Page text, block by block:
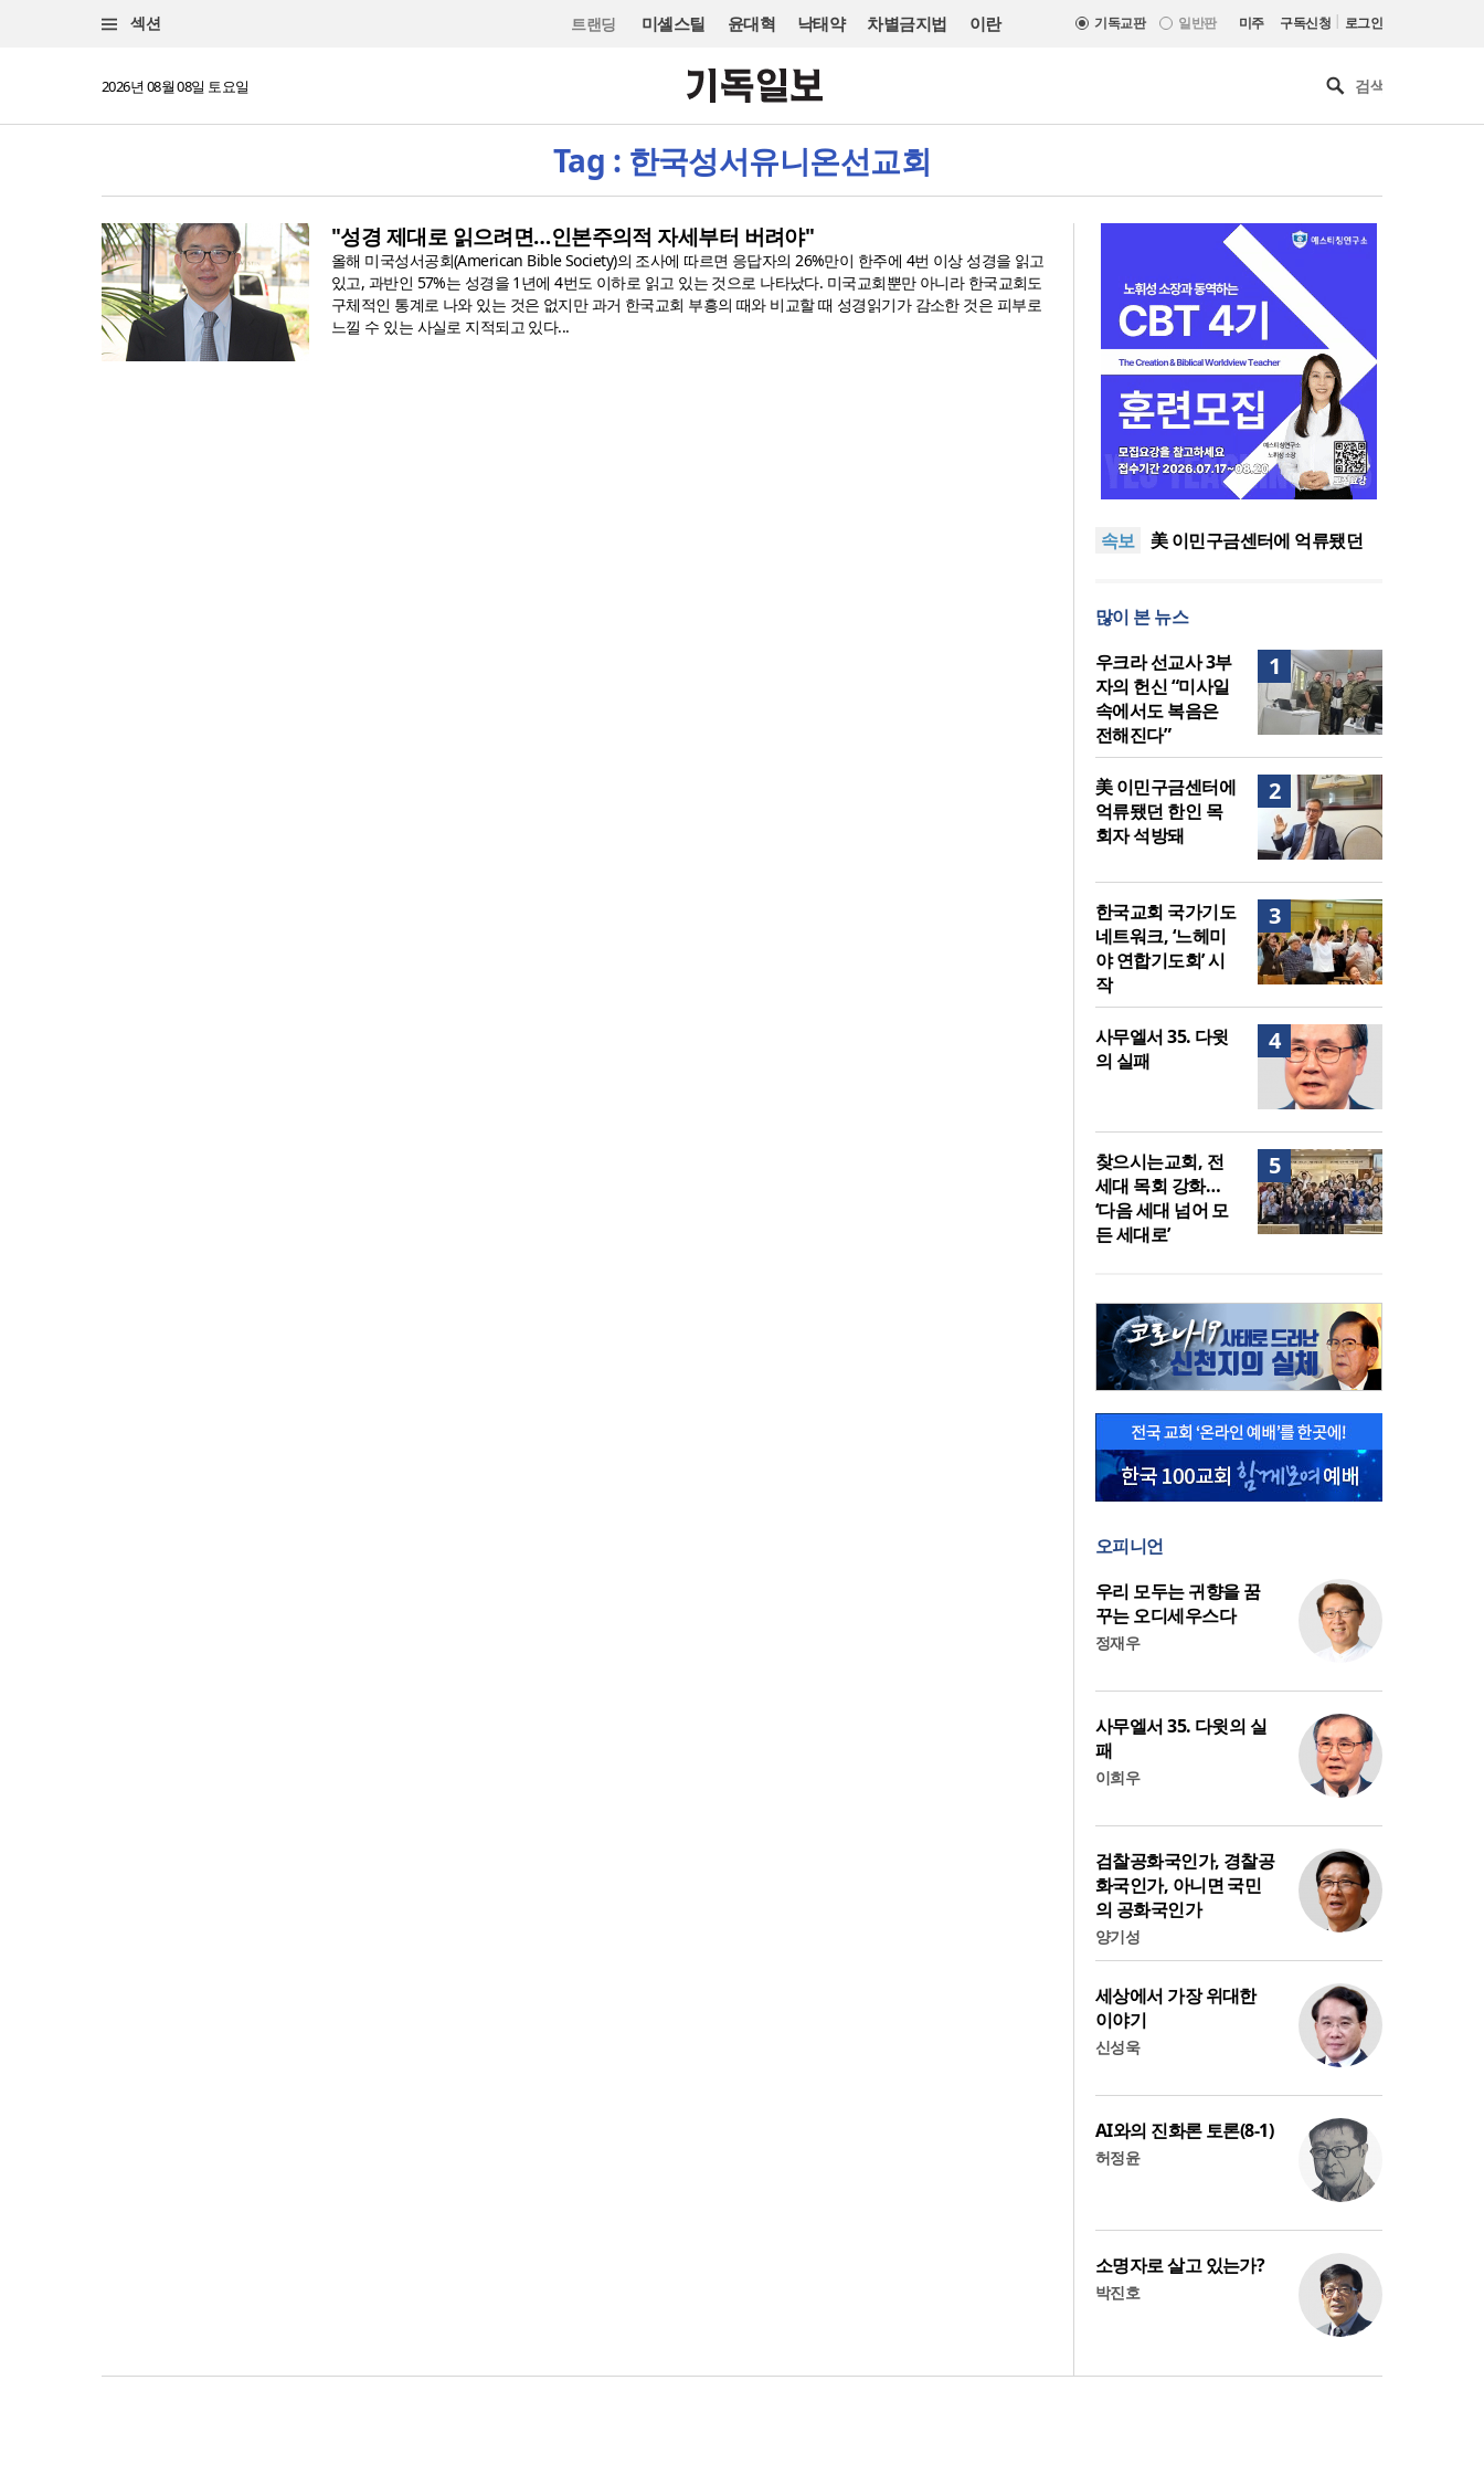
섹션 트랜딩 미셸스틸 윤대혁 낙태약 차별금지법 이란 기독교판 일반판 미주 구독신청 | 로그인
2026년 08월 08일 토요일
Tag : 한국성서유니온선교회
"성경 제대로 읽으려면…인본주의적 자세부터 버려야"
올해 미국성서공회(American Bible Society)의 조사에 따르면 응답자의 26%만이 한주에 4번 이상 성경을 읽고
있고, 과반인 57%는 성경을 1년에 4번도 이하로 읽고 있는 것으로 나타났다. 미국교회뿐만 아니라 한국교회도
구체적인 통계로 나와 있는 것은 없지만 과거 한국교회 부흥의 때와 비교할 때 성경읽기가 감소한 것은 피부로
느낄 수 있는 사실로 지적되고 있다...
속보
인도 마하라슈트라주 개종 금
발
이드 대학 캠퍼스 영구 사용 승
美 이민구금센터에 억류됐던
진다”
신이 주도”
인도 마하라슈트라주 개종 금
지법 시행… 기독교계 강력 반
발
올리벳대학교, 120만 평 리버사
이드 대학 캠퍼스 영구 사용 승
인… 장기 개발 기반 확보
많이 본 뉴스
1
우크라 선교사 3부
자의 헌신 “미사일
속에서도 복음은
전해진다”
2
美 이민구금센터에
억류됐던 한인 목
회자 석방돼
3
한국교회 국가기도
네트워크, ‘느헤미
야 연합기도회’ 시
작
4
사무엘서 35. 다윗
의 실패
5
찾으시는교회, 전
세대 목회 강화…
‘다음 세대 넘어 모
든 세대로’
오피니언
우리 모두는 귀향을 꿈
꾸는 오디세우스다
정재우
사무엘서 35. 다윗의 실
패
이희우
검찰공화국인가, 경찰공
화국인가, 아니면 국민
의 공화국인가
양기성
세상에서 가장 위대한
이야기
신성욱
AI와의 진화론 토론(8-1)
허정윤
소명자로 살고 있는가?
박진호